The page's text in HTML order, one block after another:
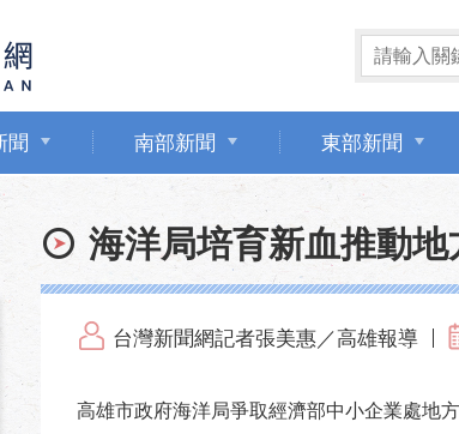
聞 南部新聞 東部新聞
海洋局培育新血推動
台灣新聞網記者張美惠／高雄報導
高雄市政府海洋局爭取經濟部中小企業處地